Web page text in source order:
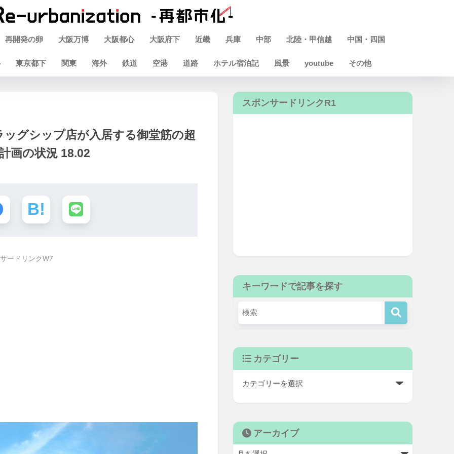
再開発の卵 大阪万博 大阪都心 大阪府下 近畿 兵庫 中部 北陸・甲信越 中国・四国
東京都下 関東 海外 鉄道 空港 道路 ホテル宿泊記 風景 youtube その他
グシップ店が入居する御堂筋の超
画の状況 18.02
ードリンクW7
スポンサードリンクR1
キーワードで記事を探す
カテゴリー
アーカイブ